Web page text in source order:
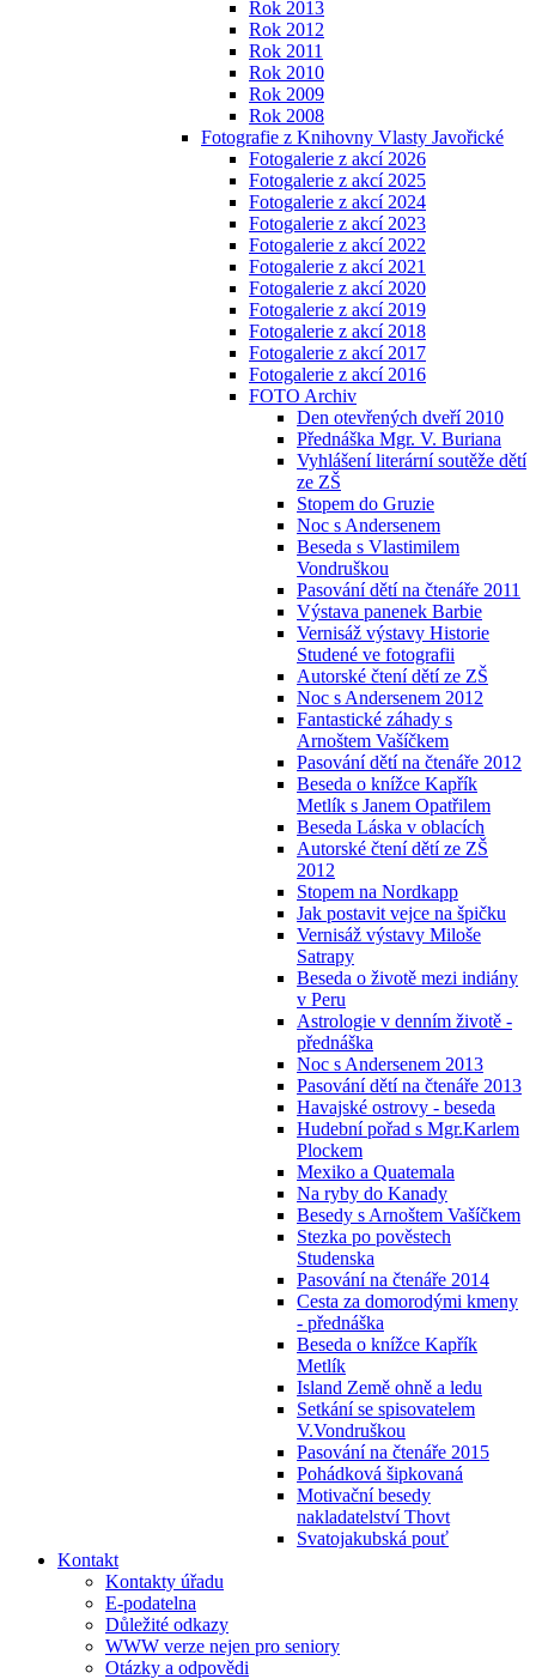
Rok 2013
Rok 2012
Rok 2011
Rok 2010
Rok 2009
Rok 2008
Fotografie z Knihovny Vlasty Javořické
Fotogalerie z akcí 2026
Fotogalerie z akcí 2025
Fotogalerie z akcí 2024
Fotogalerie z akcí 2023
Fotogalerie z akcí 2022
Fotogalerie z akcí 2021
Fotogalerie z akcí 2020
Fotogalerie z akcí 2019
Fotogalerie z akcí 2018
Fotogalerie z akcí 2017
Fotogalerie z akcí 2016
FOTO Archiv
Den otevřených dveří 2010
Přednáška Mgr. V. Buriana
Vyhlášení literární soutěže dětí
ze ZŠ
Stopem do Gruzie
Noc s Andersenem
Beseda s Vlastimilem
Vondruškou
Pasování dětí na čtenáře 2011
Výstava panenek Barbie
Vernisáž výstavy Historie
Studené ve fotografii
Autorské čtení dětí ze ZŠ
Noc s Andersenem 2012
Fantastické záhady s
Arnoštem Vašíčkem
Pasování dětí na čtenáře 2012
Beseda o knížce Kapřík
Metlík s Janem Opatřilem
Beseda Láska v oblacích
Autorské čtení dětí ze ZŠ
2012
Stopem na Nordkapp
Jak postavit vejce na špičku
Vernisáž výstavy Miloše
Satrapy
Beseda o životě mezi indiány
v Peru
Astrologie v denním životě -
přednáška
Noc s Andersenem 2013
Pasování dětí na čtenáře 2013
Havajské ostrovy - beseda
Hudební pořad s Mgr.Karlem
Plockem
Mexiko a Quatemala
Na ryby do Kanady
Besedy s Arnoštem Vašíčkem
Stezka po pověstech
Studenska
Pasování na čtenáře 2014
Cesta za domorodými kmeny
- přednáška
Beseda o knížce Kapřík
Metlík
Island Země ohně a ledu
Setkání se spisovatelem
V.Vondruškou
Pasování na čtenáře 2015
Pohádková šipkovaná
Motivační besedy
nakladatelství Thovt
Svatojakubská pouť
Kontakt
Kontakty úřadu
E-podatelna
Důležité odkazy
WWW verze nejen pro seniory
Otázky a odpovědi